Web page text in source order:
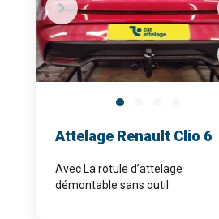
Attelage Renault Clio 6
Avec La rotule d’attelage
démontable sans outil